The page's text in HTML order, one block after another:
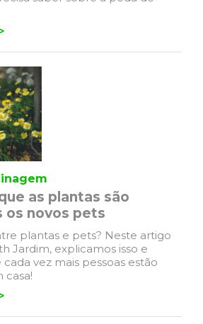
as plantas são
os novos pets
plantas e pets? Neste artigo
Jardim, explicamos isso e
vez mais pessoas estão
casa!